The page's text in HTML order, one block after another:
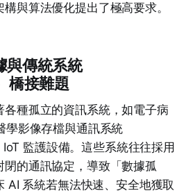
與算法優化提出了極高要求。
與傳統系統
橋接難題
各種孤立的資訊系統，如電子病
學影像存檔與通訊系統
IoT 監護設備。這些系統往往採用
閉的通訊協定，導致「數據孤
AI 系統若無法快速、安全地獲取